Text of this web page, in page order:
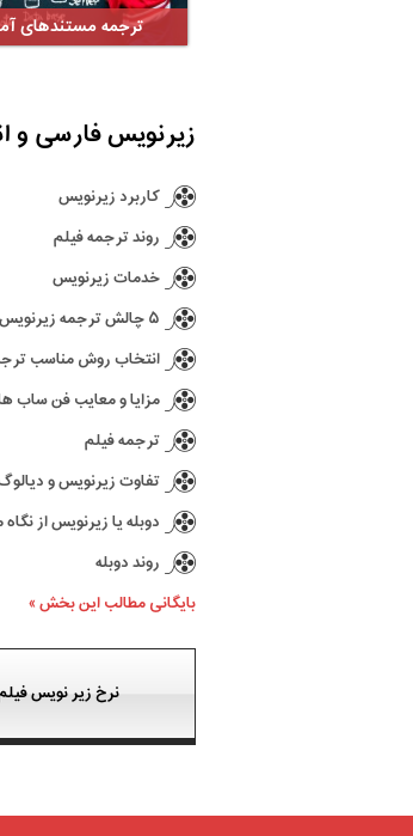
ترجمه مستندهای
زیرنویس فارسی و
کاربرد زیرنویس
روند ترجمه فیلم
خدمات زیرنویس
۵ چالش ترجمه زیرنویس
انتخاب روش مناسب
مزایا و معایب فن ساب
ترجمه فیلم
تفاوت زیرنویس و
دوبله یا زیرنویس از
روند دوبله
بایگانی مطالب این بخش »
نرخ زیر نویس